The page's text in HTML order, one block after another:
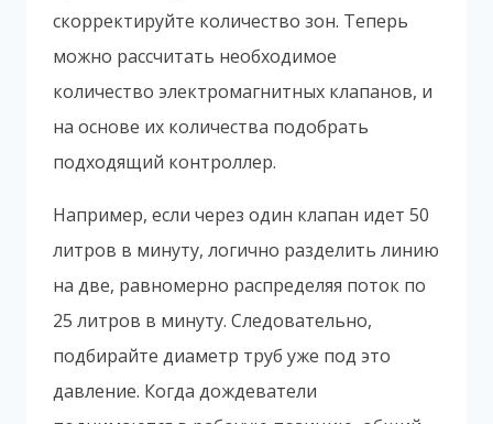
скорректируйте количество зон. Теперь
можно рассчитать необходимое
количество электромагнитных клапанов, и
на основе их количества подобрать
подходящий контроллер.
Например, если через один клапан идет 50
литров в минуту, логично разделить линию
на две, равномерно распределяя поток по
25 литров в минуту. Следовательно,
подбирайте диаметр труб уже под это
давление. Когда дождеватели